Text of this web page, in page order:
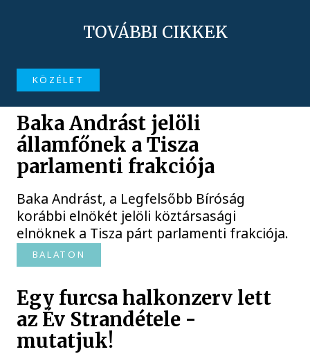
TOVÁBBI CIKKEK
KÖZÉLET
Baka Andrást jelöli
államfőnek a Tisza
parlamenti frakciója
Baka Andrást, a Legfelsőbb Bíróság
korábbi elnökét jelöli köztársasági
elnöknek a Tisza párt parlamenti frakciója.
BALATON
Egy furcsa halkonzerv lett
az Év Strandétele -
mutatjuk!